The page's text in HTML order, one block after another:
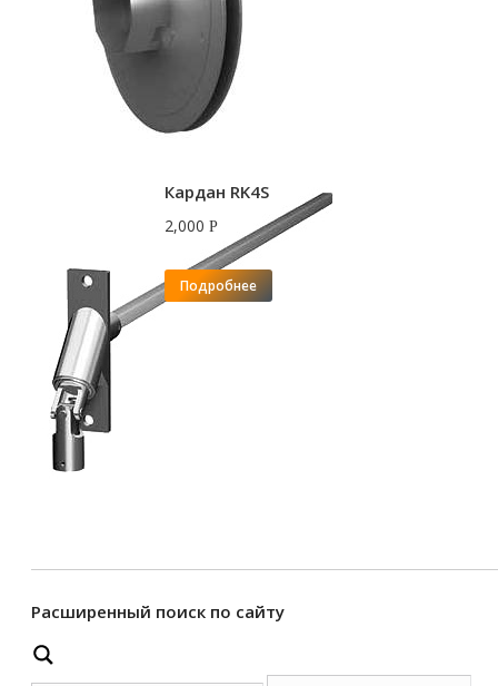
Кардан RK4S
2,000 Р
Подробнее
Расширенный поиск по сайту